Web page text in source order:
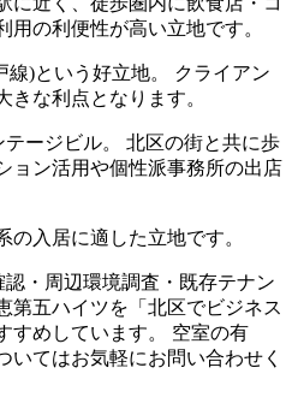
用の利便性が高い立地です。
線)という好立地。 クライアン
きな利点となります。
テージビル。 北区の街と共に歩
ョン活用や個性派事務所の出店
入居に適した立地です。
・周辺環境調査・既存テナン
第五ハイツを「北区でビジネス
すめしています。 空室の有
いてはお気軽にお問い合わせく